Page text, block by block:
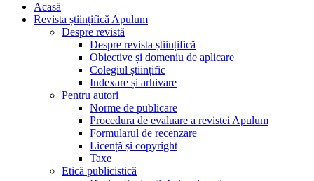
Acasă
Revista științifică Apulum
Despre revistă
Despre revista științifică
Obiective și domeniu de aplicare
Colegiul științific
Indexare și arhivare
Pentru autori
Norme de publicare
Procedura de evaluare a revistei Apulum
Formularul de recenzare
Licență și copyright
Taxe
Etică publicistică